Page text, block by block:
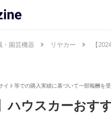
・園芸機器 リヤカー 【
ハウスカーおす